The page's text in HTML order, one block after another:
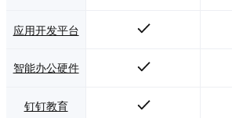
应用开发平台
智能办公硬件
钉钉教育